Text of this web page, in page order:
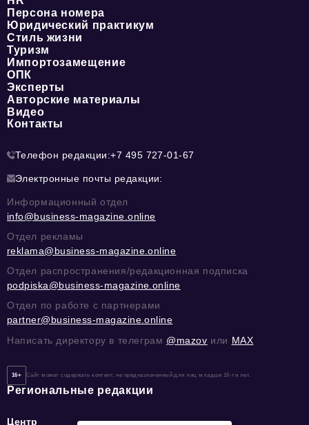
Персона номера
Юридический практикум
Стиль жизни
Туризм
Импортозамещение
ОПК
Эксперты
Авторские материалы
Видео
Контакты
Телефон редакции:+7 495 727-01-67
Электронные почты редакции:
Информационный отдел
info@business-magazine.online
Отдел рекламы
reklama@business-magazine.online
Отдел распространения/редакционная подписка
podpiska@business-magazine.online
Отдел по работе с партнерами
partner@business-magazine.online
Написать директору в телеграм @mazov или MAX
16+ Сайт может содержать контент, не предназначенный для лиц младше 16-ти лет.
Региональные редакции
Центр